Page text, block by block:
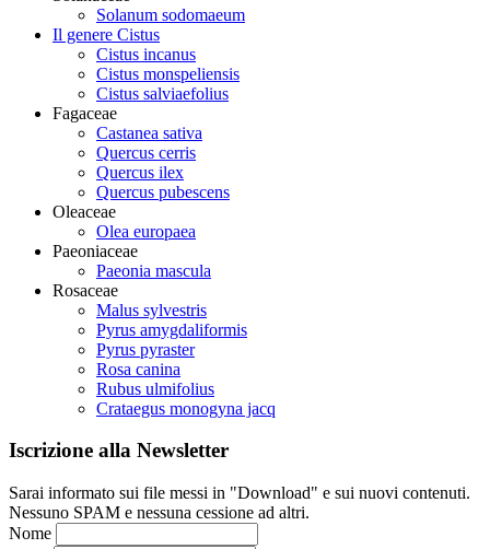
Solanum sodomaeum
Il genere Cistus
Cistus incanus
Cistus monspeliensis
Cistus salviaefolius
Fagaceae
Castanea sativa
Quercus cerris
Quercus ilex
Quercus pubescens
Oleaceae
Olea europaea
Paeoniaceae
Paeonia mascula
Rosaceae
Malus sylvestris
Pyrus amygdaliformis
Pyrus pyraster
Rosa canina
Rubus ulmifolius
Crataegus monogyna jacq
Iscrizione alla Newsletter
Sarai informato sui file messi in "Download" e sui nuovi contenuti.
Nessuno SPAM e nessuna cessione ad altri.
Nome